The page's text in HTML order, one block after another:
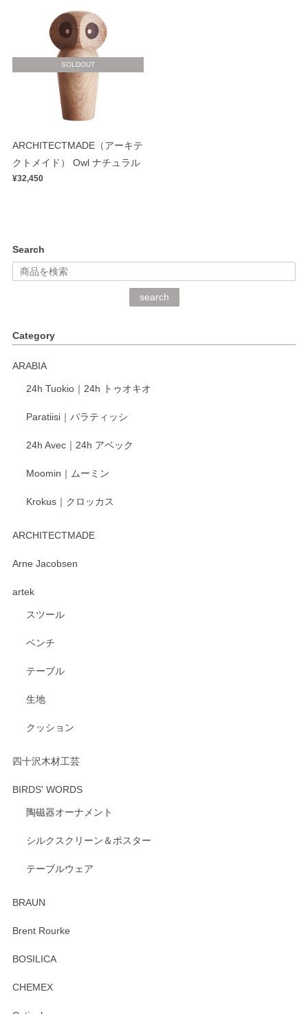
SOLDOUT
ARCHITECTMADE（アーキテ
クトメイド） Owl ナチュラル
¥32,450
Search
search
Category
ARABIA
24h Tuokio｜24h トゥオキオ
Paratiisi｜パラティッシ
24h Avec｜24h アベック
Moomin｜ムーミン
Krokus｜クロッカス
ARCHITECTMADE
Arne Jacobsen
artek
スツール
ベンチ
テーブル
生地
クッション
四十沢木材工芸
BIRDS' WORDS
陶磁器オーナメント
シルクスクリーン＆ポスター
テーブルウェア
BRAUN
Brent Rourke
BOSILICA
CHEMEX